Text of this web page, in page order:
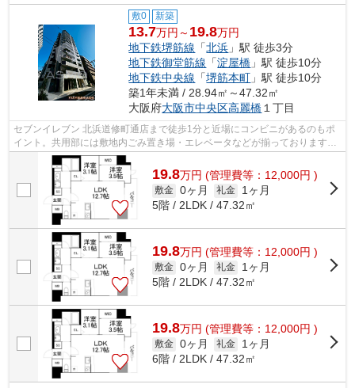
敷0 新築
13.7万円～ 19.8万円
地下鉄堺筋線 「北浜 」駅 徒歩3分
地下鉄御堂筋線 「淀屋橋 」駅 徒歩10分
地下鉄中央線 「堺筋本町 」駅 徒歩10分
築1年未満 / 28.94㎡～47.32㎡
大阪府大阪市中央区高麗橋 １丁目
セブンイレブン 北浜道修町通店まで徒歩1分と近場にコンビニがあるのもポ
イント。共用部には敷地内ごみ置き場・エレベータなどが揃っております。
令和8年築の物件です。初期費用をカー...
19.8万円 (管理費等：12,000円 )
敷金 0ヶ月 礼金
1ヶ月
5階 / 2LDK / 47.32㎡
19.8万円 (管理費等：12,000円 )
敷金 0ヶ月 礼金
1ヶ月
5階 / 2LDK / 47.32㎡
19.8万円 (管理費等：12,000円 )
敷金 0ヶ月 礼金
1ヶ月
6階 / 2LDK / 47.32㎡